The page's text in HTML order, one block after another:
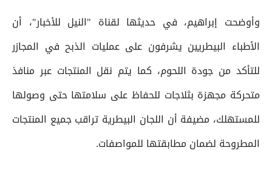
وأوضحت إبراهيم، في حديثها لقناة "النيل للأخبار"، أن
الأطباء البيطريين يشرفون على عمليات الذبح في المجازر
للتأكد من جودة اللحوم، كما يتم نقل المنتجات عبر منافذ
متحركة مجهزة بثلاجات للحفاظ على سلامتها حتى وصولها
للمستهلك، مضيفة أن اللجان البيطرية تراقب جميع المنتجات
المطروحة لضمان مطابقتها للمواصفات.